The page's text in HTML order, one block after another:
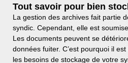
Tout savoir pour bien
La gestion des archives fait partie
syndic. Cependant, elle est
Les documents peuvent se
données fuiter. C’est pourquoi il
les besoins de stockage de votre